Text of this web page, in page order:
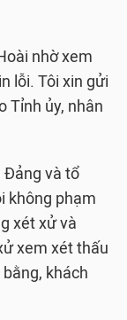
nhờ xem
lỗi. Tôi xin gửi
Tỉnh ủy, nhân
Đảng và tổ
không phạm
xét xử và
xem xét thấu
khách